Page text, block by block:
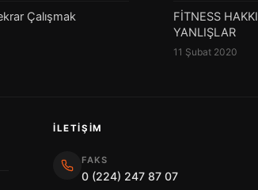
Çalışmak
FİTNESS
YANLIŞLAR
11 Şubat 2020
İLETIŞIM
FAKS
0 (224) 247 87 07